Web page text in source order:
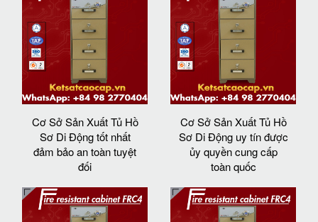
Cơ Sở Sản Xuất Tủ Hồ
Sơ Di Động tốt nhất
đảm bảo an toàn tuyệt
đối
Cơ Sở Sản Xuất Tủ Hồ
Sơ Di Động uy tín được
ủy quyền cung cấp
toàn quốc